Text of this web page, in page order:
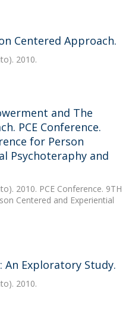
Centered Approach.
2010.
and The
PCE Conference.
for Person
Psychoteraphy and
2010. PCE Conference. 9TH
Centered and Experiential
Exploratory Study.
2010.